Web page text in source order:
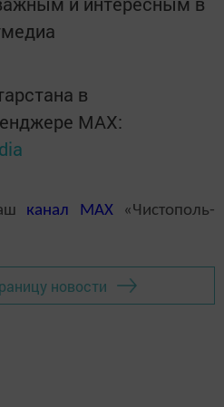
в
MАХ:
канал MAX«Чистополь-
новости